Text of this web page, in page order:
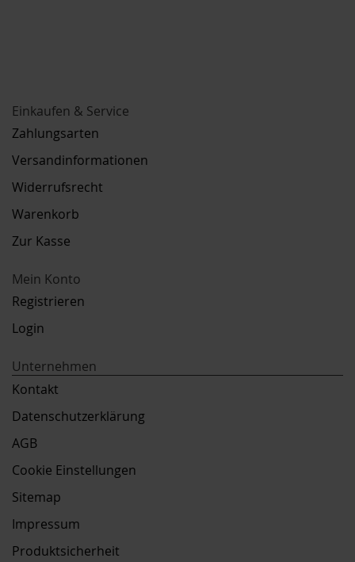
Einkaufen & Service
Zahlungsarten
Versandinformationen
Widerrufsrecht
Warenkorb
Zur Kasse
Mein Konto
Registrieren
Login
Unternehmen
Kontakt
Datenschutzerklärung
AGB
Cookie Einstellungen
Sitemap
Impressum
Produktsicherheit